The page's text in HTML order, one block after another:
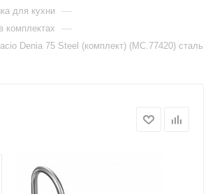
для кухни —
комплектах —
Denia 75 Steel (комплект) (MC.77420) сталь